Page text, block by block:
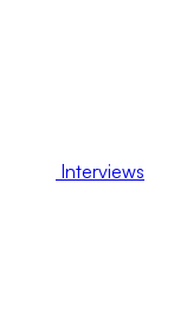
Interviews